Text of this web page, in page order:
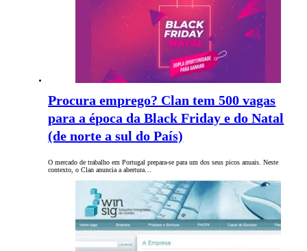
Procura emprego? Clan tem 500 vagas
para a época da Black Friday e do Natal
(de norte a sul do País)
O mercado de trabalho em Portugal prepara-se para um dos seus picos anuais. Neste
contexto, o Clan anuncia a abertura…